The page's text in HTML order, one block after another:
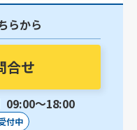
らから
合せ
09:00〜18:00
付中